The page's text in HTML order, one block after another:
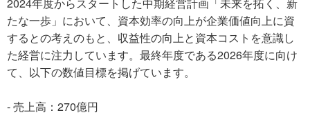
たな一歩」において、資本効率の向上が企業価値向上に資
するとの考えのもと、収益性の向上と資本コストを意識し
た経営に注力しています。最終年度である2026年度に向け
て、以下の数値目標を掲げています。
- 売上高：270億円